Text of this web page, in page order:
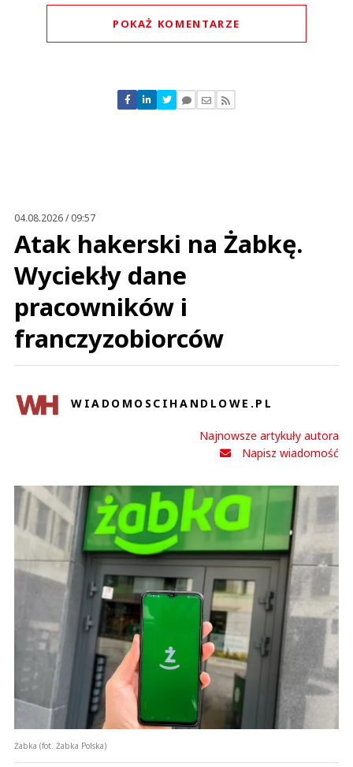
POKAŻ KOMENTARZE
Nie znaleziono komentarzy
Zostaw swoje komentarze
04.08.2026 / 09:57
Atak hakerski na Żabkę.
Wyciekły dane
pracowników i
franczyzobiorców
WIADOMOSCIHANDLOWE.PL
Najnowsze artykuły autora
Napisz wiadomość
Żabka (fot. Żabka Polska)